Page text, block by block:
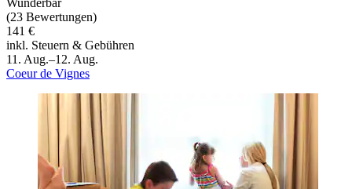
(23 Bewertungen)
141 €
inkl. Steuern & Gebühren
11. Aug.–12. Aug.
Coeur de Vignes